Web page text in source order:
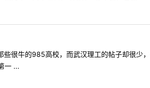
很牛的985高校，而武汉理工的帖子却很少
一 ...